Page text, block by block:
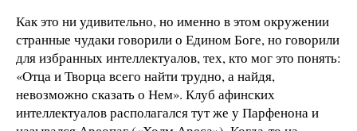
Как это ни удивительно, но именно в этом окружении
странные чудаки говорили о Едином Боге, но говорили
для избранных интеллектуалов, тех, кто мог это понять:
«Отца и Творца всего найти трудно, а найдя,
невозможно сказать о Нем». Клуб афинских
интеллектуалов располагался тут же у Парфенона и